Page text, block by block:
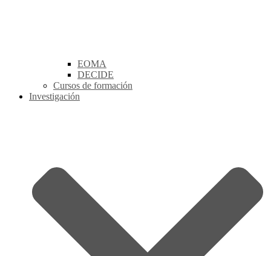
EOMA
DECIDE
Cursos de formación
Investigación